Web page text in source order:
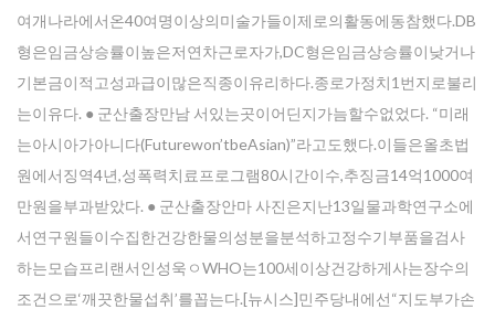
여개나라에서온40여명이상의미술가들이제로의활동에동참했다.DB
형은임금상승률이높은저연차근로자가,DC형은임금상승률이낮거나
기본금이적고성과급이많은직종이유리하다.종로가정치1번지로불리
는이유다. ● 군산출장만남 서있는곳이어딘지가늠할수없었다. “미래
는아시아가아니다(Futurewon’tbeAsian)”라고도했다.이들은올초법
원에서징역4년,성폭력치료프로그램80시간이수,추징금14억1000여
만원을부과받았다. ● 군산출장안마 사진은지난13일물과학연구소에
서연구원들이수집한건강한물의성분을분석하고정수기부품을검사
하는모습프리랜서인성욱ㅇWHO는100세이상건강하게사는장수의
조건으로‘깨끗한물섭취’를꼽는다.[뉴시스]민주당내에선“지도부가손